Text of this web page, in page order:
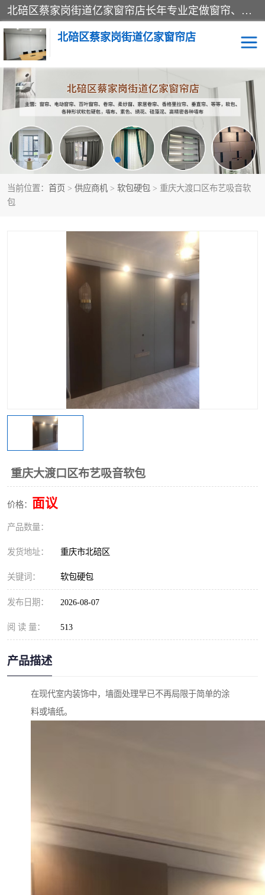
北碚区蔡家岗街道亿家窗帘店长年专业定做窗帘、电动窗帘、百叶窗帘、卷帘、柔纱窗、家居卷帘、香格里拉帘、垂直帘、等等，软包、各种形状软包硬包，墙布、素色、绣花、硅藻泥、高精密各种墙布，免费测量、免费安装，欢迎咨询
北碚区蔡家岗街道亿家窗帘店
当前位置： 首页 > 供应商机 > 软包硬包 > 重庆大渡口区布艺吸音软
包
重庆大渡口区布艺吸音软包
价格： 面议
产品数量：
发货地址： 重庆市北碚区
关键词： 软包硬包
发布日期： 2026-08-07
阅 读 量： 513
产品描述
在现代室内装饰中，墙面处理早已不再局限于简单的涂
料或墙纸。
软包硬包 墙布
窗帘 百叶窗卷帘